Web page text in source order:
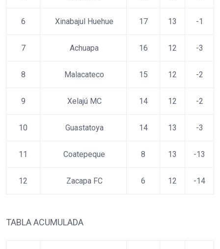
6 Xinabajul Huehue 17 13 -1
7 Achuapa 16 12 -3
8 Malacateco 15 12 -2
9 Xelajú MC 14 12 -2
10 Guastatoya 14 13 -3
11 Coatepeque 8 13 -13
12 Zacapa FC 6 12 -14
TABLA ACUMULADA